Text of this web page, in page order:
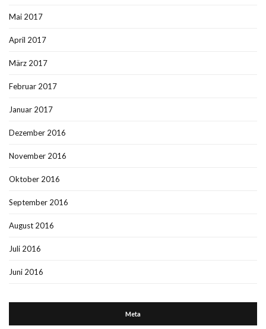
Mai 2017
April 2017
März 2017
Februar 2017
Januar 2017
Dezember 2016
November 2016
Oktober 2016
September 2016
August 2016
Juli 2016
Juni 2016
Meta